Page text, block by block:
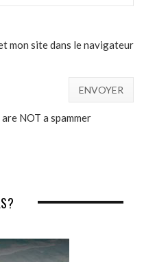
mon site dans le navigateur
NOT a spammer